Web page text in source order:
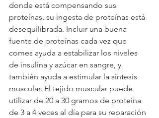
donde está compensando sus
proteínas, su ingesta de proteínas está
desequilibrada. Incluir una buena
fuente de proteínas cada vez que
comes ayuda a estabilizar los niveles
de insulina y azúcar en sangre, y
también ayuda a estimular la síntesis
muscular. El tejido muscular puede
utilizar de 20 a 30 gramos de proteína
de 3 a 4 veces al día para su reparación